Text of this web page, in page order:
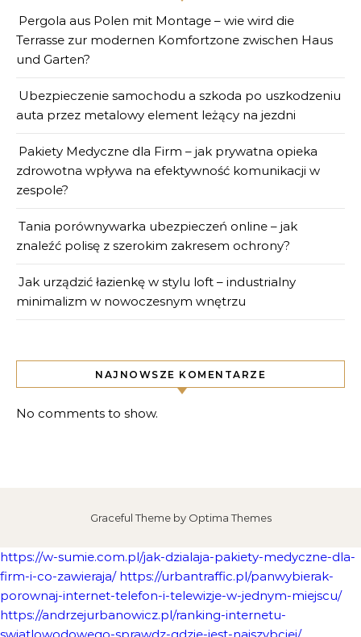
Pergola aus Polen mit Montage – wie wird die
Terrasse zur modernen Komfortzone zwischen Haus
und Garten?
Ubezpieczenie samochodu a szkoda po uszkodzeniu
auta przez metalowy element leżący na jezdni
Pakiety Medyczne dla Firm – jak prywatna opieka
zdrowotna wpływa na efektywność komunikacji w
zespole?
Tania porównywarka ubezpieczeń online – jak
znaleźć polisę z szerokim zakresem ochrony?
Jak urządzić łazienkę w stylu loft – industrialny
minimalizm w nowoczesnym wnętrzu
NAJNOWSZE KOMENTARZE
No comments to show.
Graceful Theme by Optima Themes
https://w-sumie.com.pl/jak-dzialaja-pakiety-medyczne-dla-
firm-i-co-zawieraja/ https://urbantraffic.pl/panwybierak-
porownaj-internet-telefon-i-telewizje-w-jednym-miejscu/
https://andrzejurbanowicz.pl/ranking-internetu-